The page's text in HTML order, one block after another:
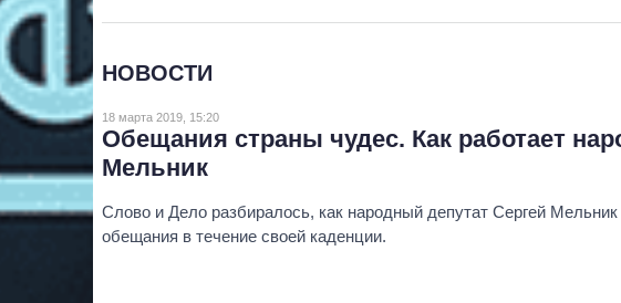
НОВОСТИ
18 марта 2019, 15:20
Обещания страны чудес. Как работает
Мельник
Слово и Дело разбиралось, как народный депутат Сергей
обещания в течение своей каденции.